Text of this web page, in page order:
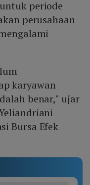
periode
perusahaan
karyawan
benar," ujar
Bursa Efek